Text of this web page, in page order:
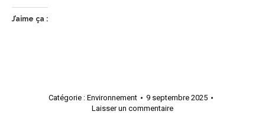
J’aime ça :
Catégorie : Environnement
9 septembre 2025
Laisser un commentaire